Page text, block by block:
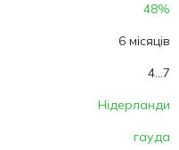
48%
6 місяців
4...7
Нідерланди
гауда